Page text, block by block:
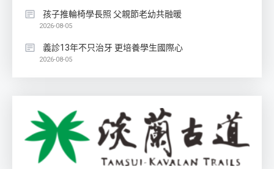
孩子推輪椅學長照 父親節老幼共融暖
2026-08-05
義診13年不只治牙 更培養學生國際心
2026-08-05